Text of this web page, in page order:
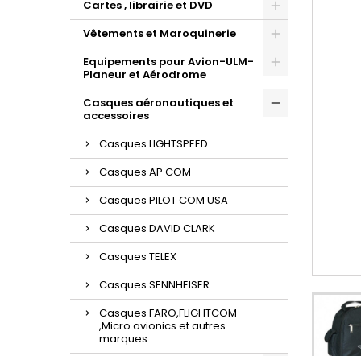
Cartes , librairie et DVD
Vêtements et Maroquinerie
Equipements pour Avion-ULM-
Planeur et Aérodrome
Casques aéronautiques et
accessoires
Casques LIGHTSPEED
Casques AP COM
Casques PILOT COM USA
Casques DAVID CLARK
Casques TELEX
Casques SENNHEISER
Casques FARO,FLIGHTCOM
,Micro avionics et autres
marques